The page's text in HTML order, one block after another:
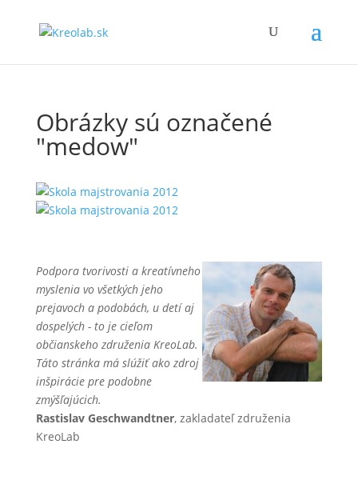
Obrázky sú označené
"medow"
Podpora tvorivosti a kreatívneho
myslenia vo všetkých jeho
prejavoch a podobách, u detí aj
dospelých - to je cieľom
občianskeho združenia KreoLab.
Táto stránka má slúžiť ako zdroj
inšpirácie pre podobne
zmýšľajúcich.
Rastislav Geschwandtner, zakladateľ združenia
KreoLab